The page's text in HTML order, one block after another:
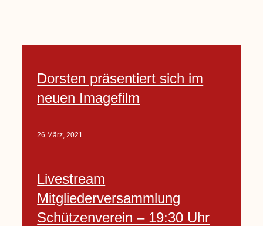
Dorsten präsentiert sich im
neuen Imagefilm
26 März, 2021
Livestream
Mitgliederversammlung
Schützenverein – 19:30 Uhr